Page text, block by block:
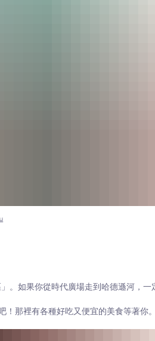
。如果你從時代廣場走到哈德遜河，一
那裡有各種好吃又便宜的美食等著你。